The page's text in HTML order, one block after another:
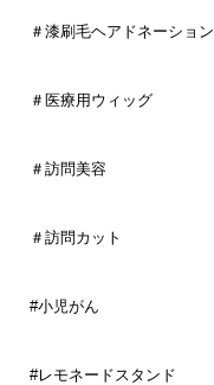
＃漆刷毛ヘアドネーション
＃医療用ウィッグ
＃訪問美容
＃訪問カット
#小児がん
#レモネードスタンド